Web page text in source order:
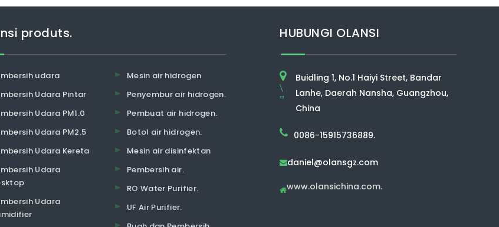
produts.
udara
Udara Pintar
Udara PM1.0
Udara PM2.5
Udara Kereta
Udara
Udara
Mesin air hidrogen
Penyembur air hidrogen.
Pembuat air hidrogen.
Botol air hidrogen.
Mesin air disinfektan
Pembersih air.
RO Water Purifier.
UF Air Purifier.
HUBUNGI OLANSI
\
"
Buidling 1, No.1 Haiyi Street, Bandar
Lanhe, Daerah Nansha, Guangzhou,
China
0086-15915736889.
daniel@olansgz.com
www.olansichina.com.